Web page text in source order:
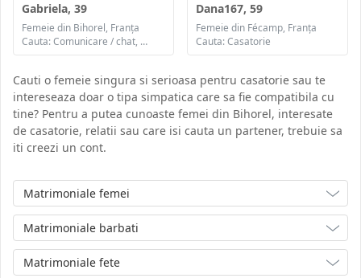
Gabriela, 39
Femeie din Bihorel, Franța
Cauta: Comunicare / chat, Prietenie, Casatorie
Dana167, 59
Femeie din Fécamp, Franța
Cauta: Casatorie
Cauti o femeie singura si serioasa pentru casatorie sau te
intereseaza doar o tipa simpatica care sa fie compatibila cu
tine? Pentru a putea cunoaste femei din Bihorel, interesate
de casatorie, relatii sau care isi cauta un partener, trebuie sa
iti creezi un cont.
Matrimoniale femei
Matrimoniale barbati
Matrimoniale fete